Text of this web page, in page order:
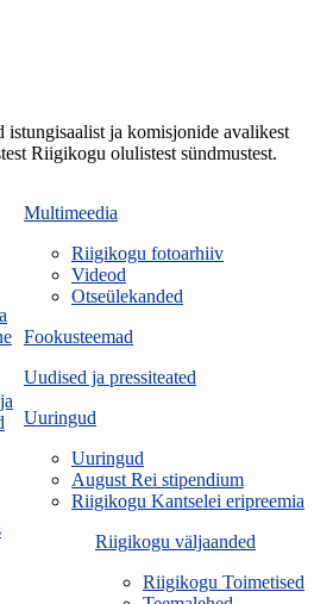
istungisaalist ja komisjonide avalikest
Riigikogu olulistest sündmustest.
Multimeedia
Riigikogu fotoarhiiv
Videod
Otseülekanded
Fookusteemad
Uudised ja pressiteated
Uuringud
Uuringud
August Rei stipendium
Riigikogu Kantselei eripreemia
Riigikogu väljaanded
Riigikogu Toimetised